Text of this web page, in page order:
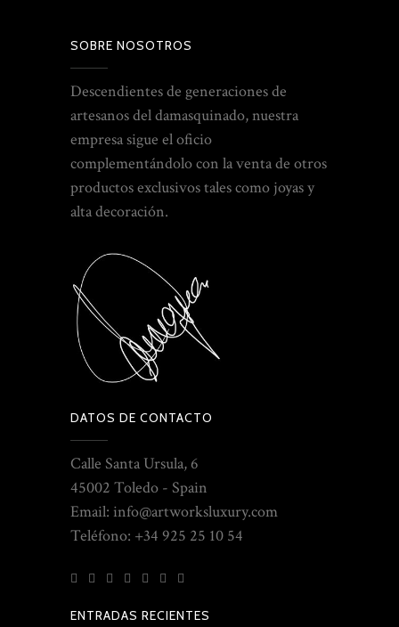
SOBRE NOSOTROS
Descendientes de generaciones de
artesanos del damasquinado, nuestra
empresa sigue el oficio
complementándolo con la venta de otros
productos exclusivos tales como joyas y
alta decoración.
DATOS DE CONTACTO
Calle Santa Ursula, 6
45002 Toledo - Spain
Email: info@artworksluxury.com
Teléfono: +34 925 25 10 54
ENTRADAS RECIENTES